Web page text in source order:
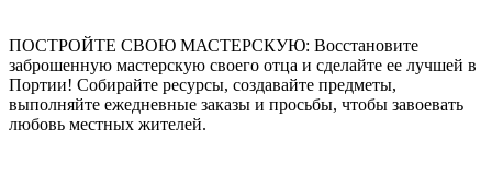
ПОСТРОЙТЕ СВОЮ МАСТЕРСКУЮ: Восстановите
заброшенную мастерскую своего отца и сделайте ее лучшей в
Портии! Собирайте ресурсы, создавайте предметы,
выполняйте ежедневные заказы и просьбы, чтобы завоевать
любовь местных жителей.